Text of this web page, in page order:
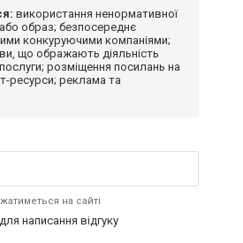
використання ненормативної
образ; безпосереднє
конкуруючими компаніями;
що ображають діяльність
послуги; розміщення посилань на
ресурси; реклама та
на сайті
для написання відгуку